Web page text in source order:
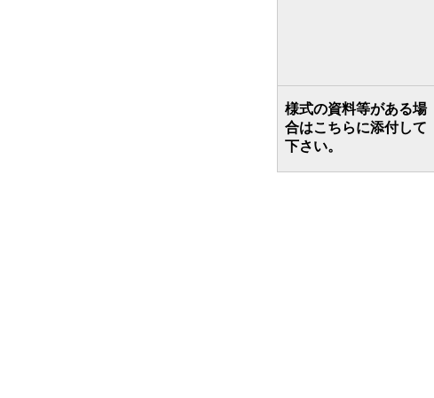
様式の資料等がある場
合はこちらに添付して
下さい。